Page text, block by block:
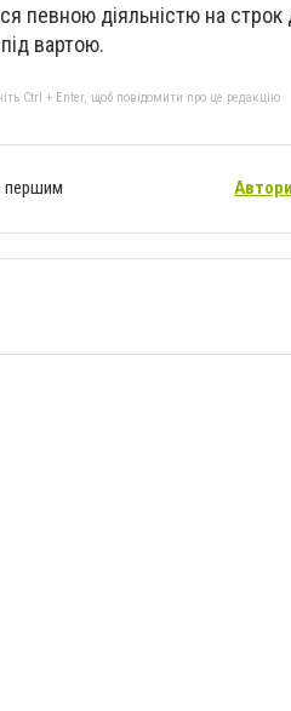
певною діяльністю на строк
вартою.
Ctrl + Enter, щоб повідомити про це редакцію
першим